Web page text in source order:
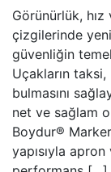
Görünürlük, hız
çizgilerinde
güvenliğin
Uçakların
bulmasını
net ve sağlam
Boydur®
yapısıyla